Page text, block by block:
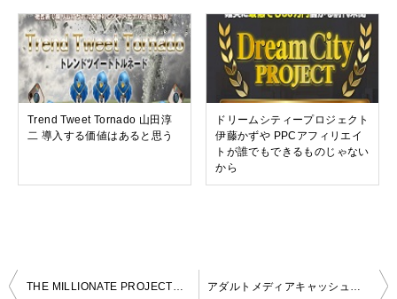
Trend Tweet Tornado 山田淳
二 導入する価値はあると思う
ドリームシティープロジェクト
伊藤かずや PPCアフィリエイ
トが誰でもできるものじゃない
から
投
THE MILLIONATE PROJECT（ザ ミリオネイト プロジェクト） 小宮康利 アフィリエイトで稼ごうとは言うけれど アダルトメディアキャッシュディスペンサー 羽田義和 レビュー